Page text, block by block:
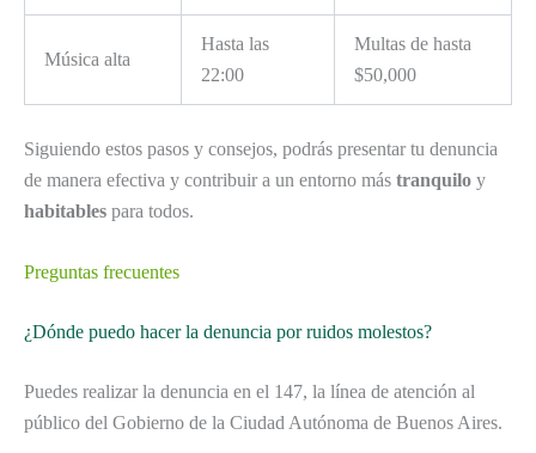
Música alta
Hasta las
22:00
Multas de hasta
$50,000
Siguiendo estos pasos y consejos, podrás presentar tu denuncia
de manera efectiva y contribuir a un entorno más tranquilo y
habitables para todos.
Preguntas frecuentes
¿Dónde puedo hacer la denuncia por ruidos molestos?
Puedes realizar la denuncia en el 147, la línea de atención al
público del Gobierno de la Ciudad Autónoma de Buenos Aires.